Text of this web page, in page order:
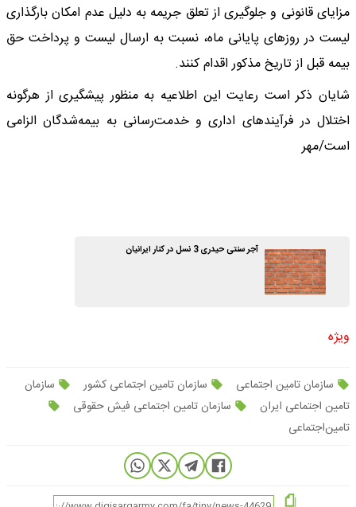
مزایای قانونی و جلوگیری از تعلق جریمه به دلیل عدم امکان بارگذاری
لیست در روزهای پایانی ماه، نسبت به ارسال لیست و پرداخت حق
بیمه قبل از تاریخ مذکور اقدام کنند.
شایان ذکر است رعایت این اطلاعیه به منظور پیشگیری از هرگونه
اختلال در فرآیندهای اداری و خدمت‌رسانی به بیمه‌شدگان الزامی
است/مهر
آجر سنتی حیدری 3 نسل در کنار ایرانیان
ویژه
سازمان تامین اجتماعی سازمان تامین اجتماعی کشور
سازمان
تامین اجتماعی ایران
سازمان تامین اجتماعی فیش حقوقی
تامین‌اجتماعی